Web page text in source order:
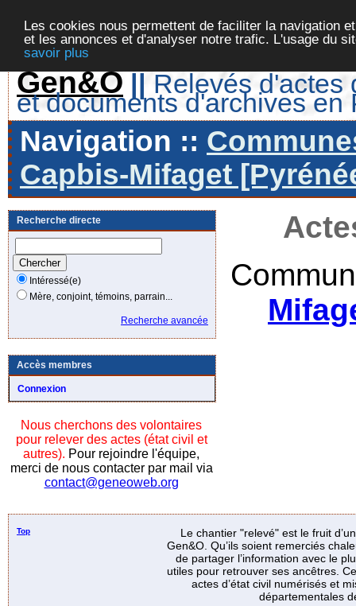
Les cookies nous permettent de faciliter la navigation
et les annonces et d'analyser notre trafic. L'usage du
savoir plus
Gen&O || Relevés d'actes
et documents d'archives en
Navigation ::
Capbis-Mifaget
Recherche directe
Intéressé(e)
Mère, conjoint, témoins, parrain...
Recherche avancée
Accès membres
Connexion
Nous cherchons des volontaires
pour relever des actes (état civil et
autres). Pour rejoindre l'équipe,
merci de nous contacter par mail via
contact@geneoweb.org
Top
Le chantier "relevé" est le fruit
Gen&O. Qu’ils soient remerciés
de partager l’information avec le
utiles pour retrouver ses ancêtres.
actes d’état civil numérisés et
départementales